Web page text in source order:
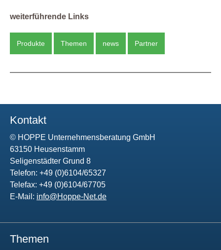
weiterführende Links
Produkte Themen news Partner
Kontakt
© HOPPE Unternehmensberatung GmbH
63150 Heusenstamm
Seligenstädter Grund 8
Telefon: +49 (0)6104/65327
Telefax: +49 (0)6104/67705
E-Mail: info@Hoppe-Net.de
Themen